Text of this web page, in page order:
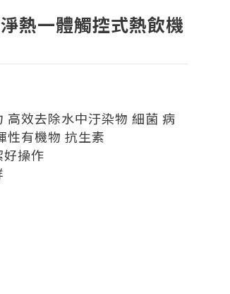
熱一體觸控式熱飲機
高效去除水中汙染物 細菌 病
性有機物 抗生素
操作